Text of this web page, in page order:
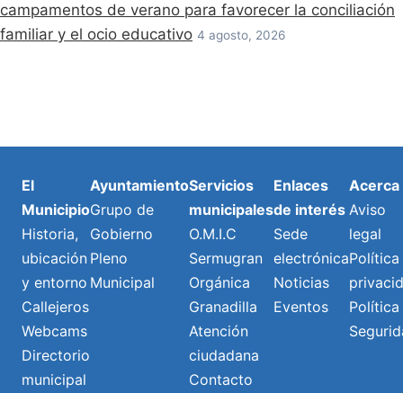
campamentos de verano para favorecer la conciliación
familiar y el ocio educativo 4 agosto, 2026
El
Municipio
Historia,
ubicación
y entorno
Callejeros
Webcams
Directorio
municipal
Ayuntamiento
Grupo de
Gobierno
Pleno
Municipal
Servicios
municipales
O.M.I.C
Sermugran
Orgánica
Granadilla
Atención
ciudadana
Contacto
Enlaces
de interés
Sede
electrónica
Noticias
Eventos
Acerca
Aviso
legal
Política
Política